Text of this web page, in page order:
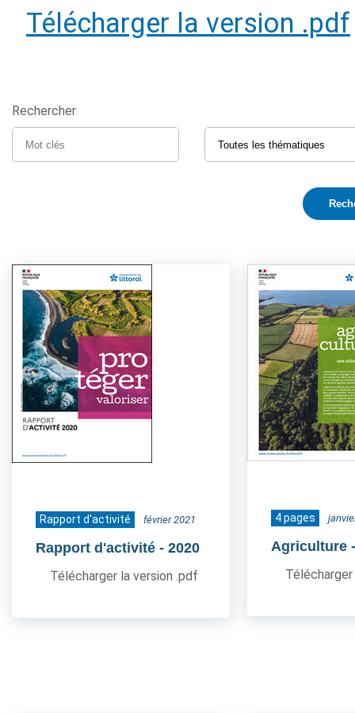
Télécharger la version .pdf
Rechercher
Rapport d'activité février 2021
Rapport d'activité - 2020
Télécharger la version .pdf
4 pages
Agriculture